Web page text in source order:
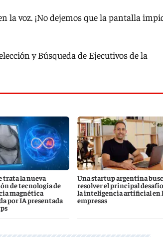
la voz. ¡No dejemos que la pantalla
y Búsqueda de Ejecutivos de la
trata la nueva
de tecnología de
magnética
por IA presentada
Una startup argentina
resolver el principal
la inteligencia artificial en
empresas